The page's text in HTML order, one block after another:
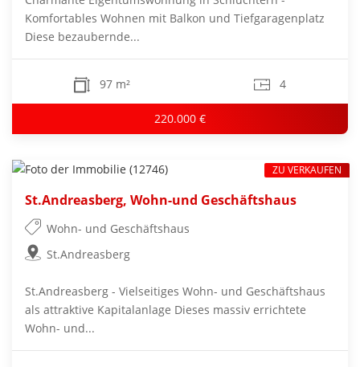
Komfortables Wohnen mit Balkon und Tiefgaragenplatz
Diese bezaubernde...
97 m² 4
220.000 €
St.Andreasberg, Wohn-und Geschäftshaus
Wohn- und Geschäftshaus
St.Andreasberg
St.Andreasberg - Vielseitiges Wohn- und Geschäftshaus
als attraktive Kapitalanlage Dieses massiv errichtete
Wohn- und...
ZU VERKAUFEN